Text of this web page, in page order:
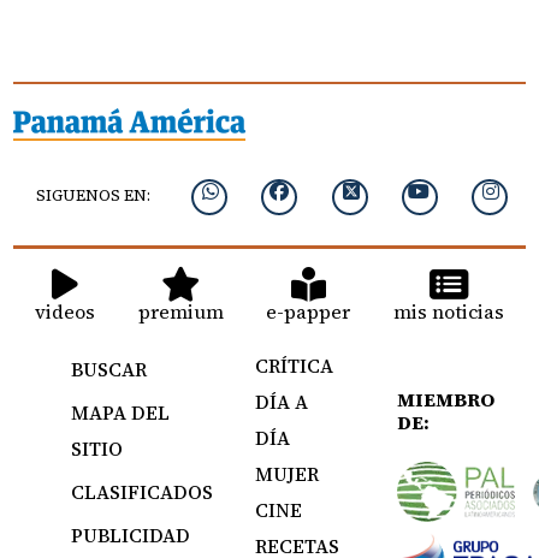
SIGUENOS EN:
videos premium e-papper mis noticias
BUSCAR
MAPA DEL
SITIO
CLASIFICADOS
PUBLICIDAD
CRÍTICA
DÍA A
DÍA
MUJER
CINE
RECETAS
MIEMBRO
DE: